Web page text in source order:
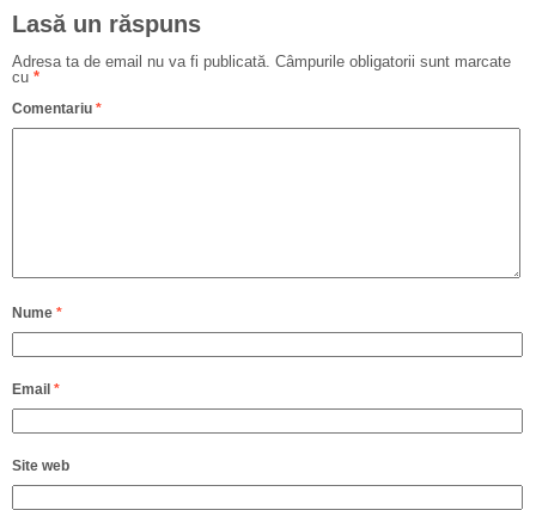
Lasă un răspuns
Adresa ta de email nu va fi publicată. Câmpurile obligatorii sunt marcate
cu *
Comentariu *
Nume *
Email *
Site web